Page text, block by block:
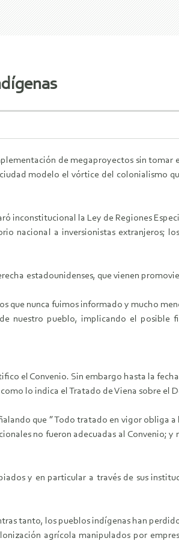
de megaproyectos sin tomar
modelo el vórtice del colonialismo
inconstitucional la Ley de Regiones
nacional a inversionistas extranjeros;
estadounidenses, que vienen
que nunca fuimos informado y mucho
nuestro pueblo, implicando el
el Convenio. Sin embargo hasta la
lo indica el Tratado de Viena sobre el
que ” Todo tratado en vigor obliga
no fueron adecuadas al Convenio;
y en particular a través de sus
tanto, los pueblos indígenas han
agrícola manipulados por